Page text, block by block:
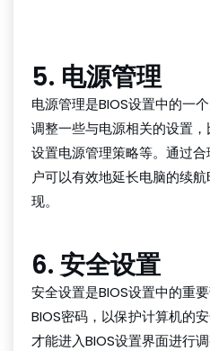
5. 电源管理
电源管理是BIOS设置中的一
调整一些与电源相关的设置，
设置电源管理策略等。通过
户可以有效地延长电脑的续
现。
6. 安全设置
安全设置是BIOS设置中的重
BIOS密码，以保护计算机的
才能进入BIOS设置界面进行